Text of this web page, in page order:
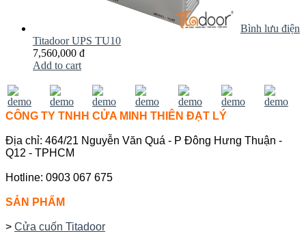
Bình lưu điện
Titadoor UPS TU10
7,560,000 đ
Add to cart
CÔNG TY TNHH CỬA MINH THIÊN ĐẠT LÝ
Địa chỉ: 464/21 Nguyễn Văn Quá - P Đông Hưng Thuận -
Q12 - TPHCM
Hotline: 0903 067 675
SẢN PHẨM
> Cửa cuốn Titadoor